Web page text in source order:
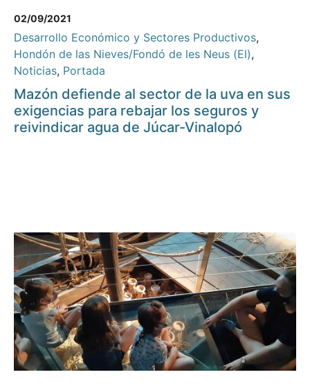
02/09/2021
Desarrollo Económico y Sectores Productivos,
Hondón de las Nieves/Fondó de les Neus (El),
Noticias, Portada
Mazón defiende al sector de la uva en sus
exigencias para rebajar los seguros y
reivindicar agua de Júcar-Vinalopó